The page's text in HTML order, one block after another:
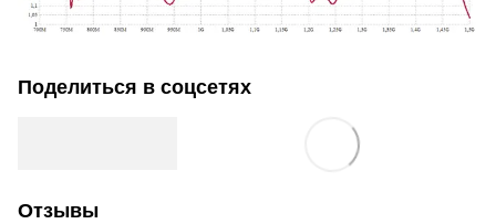
Поделиться в соцсетях
Отзывы